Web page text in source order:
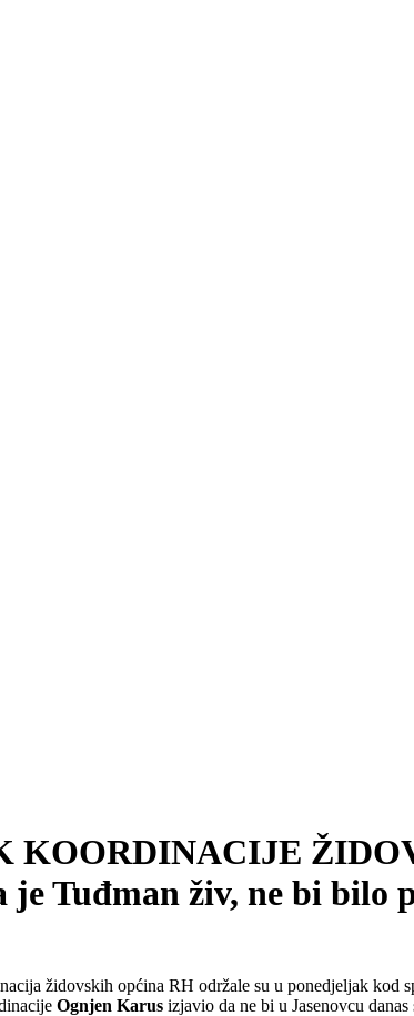
KOORDINACIJE
Tuđman živ, ne bi bilo
židovskih općina RH održale su u ponedjeljak kod
Ognjen Karus izjavio da ne bi u Jasenovcu